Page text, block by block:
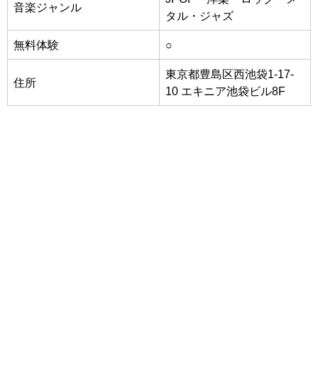
音楽ジャンル
タル・ジャズ
無料体験 ○
住所
東京都豊島区西池袋1-17-
10 エキニア池袋ビル8F